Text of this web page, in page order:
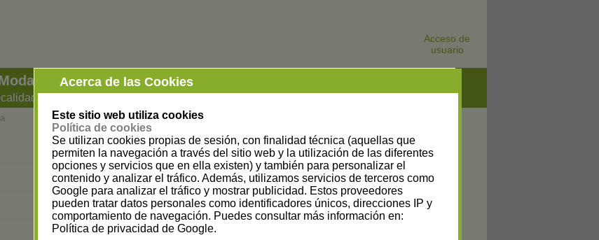
Acceso de
usuario
y Complementos en Córdoba
Acerca de las Cookies
Este sitio web utiliza cookies
Política de cookies
Se utilizan cookies propias de sesión, con finalidad técnica (aquellas que
permiten la navegación a través del sitio web y la utilización de las diferentes
opciones y servicios que en ella existen) y también para personalizar el
contenido y analizar el tráfico. Además, utilizamos servicios de terceros como
Google para analizar el tráfico y mostrar publicidad. Estos proveedores
pueden tratar datos personales como identificadores únicos, direcciones IP y
comportamiento de navegación. Puedes consultar más información en:
Política de privacidad de Google.
Aguilar de la Frontera(2)
Almodóvar del Río(1)
Benamejí(1)
Cabra(14)